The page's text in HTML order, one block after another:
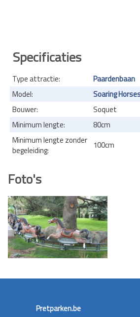
Specificaties
Type attractie:
Paardenbaan
Model:
Soaring
Bouwer:
Soquet
Minimum lengte:
80cm
Minimum lengte zonder
begeleiding:
100cm
Foto's
Pretparken.be